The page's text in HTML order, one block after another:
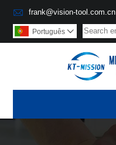
 frank@vision-tool.com.cn
Português 